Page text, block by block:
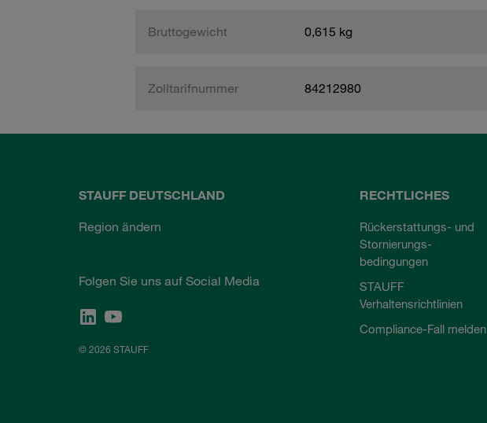
Bruttogewicht 0,615 kg
Zolltarifnummer 84212980
STAUFF DEUTSCHLAND
Region ändern
Folgen Sie uns auf Social Media
© 2026 STAUFF
RECHTLICHES
Rückerstattungs- und
Stornierungs-
bedingungen
STAUFF
Verhaltensrichtlinien
Compliance-Fall melden